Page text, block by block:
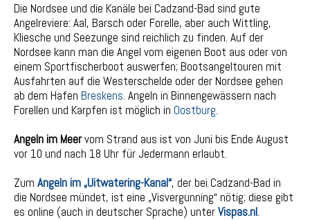
Die Nordsee und die Kanäle bei Cadzand-Bad sind gute
Angelreviere: Aal, Barsch oder Forelle, aber auch Wittling,
Kliesche und Seezunge sind reichlich zu finden. Auf der
Nordsee kann man die Angel vom eigenen Boot aus oder von
einem Sportfischerboot auswerfen; Bootsangeltouren mit
Ausfahrten auf die Westerschelde oder der Nordsee gehen
ab dem Hafen Breskens. Angeln in Binnengewässern nach
Forellen und Karpfen ist möglich in Oostburg.
Angeln im Meervom Strand aus ist von Juni bis Ende August
vor 10 und nach 18 Uhr für Jedermann erlaubt.
Zum Angeln im „Uitwatering-Kanal“, der bei Cadzand-Bad in
die Nordsee mündet, ist eine „Visvergunning“ nötig; diese gibt
es online (auch in deutscher Sprache) unterVispas.nl.